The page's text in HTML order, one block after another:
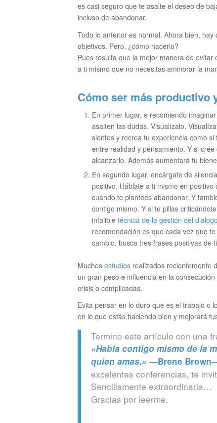
es casi seguro que te asalte el deseo de
incluso de abandonar.
Todo lo anterior es normal. Ahora bien,
objetivos. Pero, ¿cómo hacerlo?
Pues resulta que la mejor manera de
a ti mismo que no necesitas aminorar la
Cómo ser más productivo
En primer lugar, e recomiendo
asalten las dudas. Visualízalo.
sientes y recrea tu experiencia como
entre realidad y pensamiento. Y si
alcanzarlo. Además aumentará tu
En segundo lugar, encárgate de
positivo. Háblate a ti mismo en
cuando te plantees abandonar. Y
contigo mismo. Y si te pillas
infalible técnica de la gestión del
recomendación es que cada vez que
cambio, busca tres frases positivas de
Muchos estudios realizados recientemente
un gran peso e influencia en la
crisis o complicadas.
Evita pensar en lo duro que es el trabajo o
en lo que estás haciendo bien y mejorará
Termino este artículo con una
«Habla contigo mismo de la
quien amas.» —Brene Brown
excelentes conferencias, te
Sencillamente extraordinaria…
Gracias por leerme.